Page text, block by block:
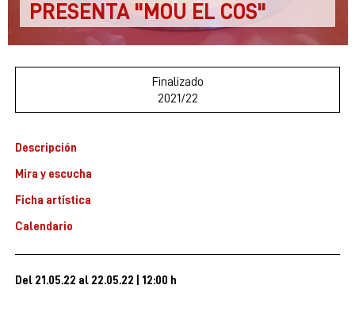
PRESENTA "MOU EL COS"
Finalizado
2021/22
Descripción
Mira y escucha
Ficha artística
Calendario
Del 21.05.22 al 22.05.22 12:00 h